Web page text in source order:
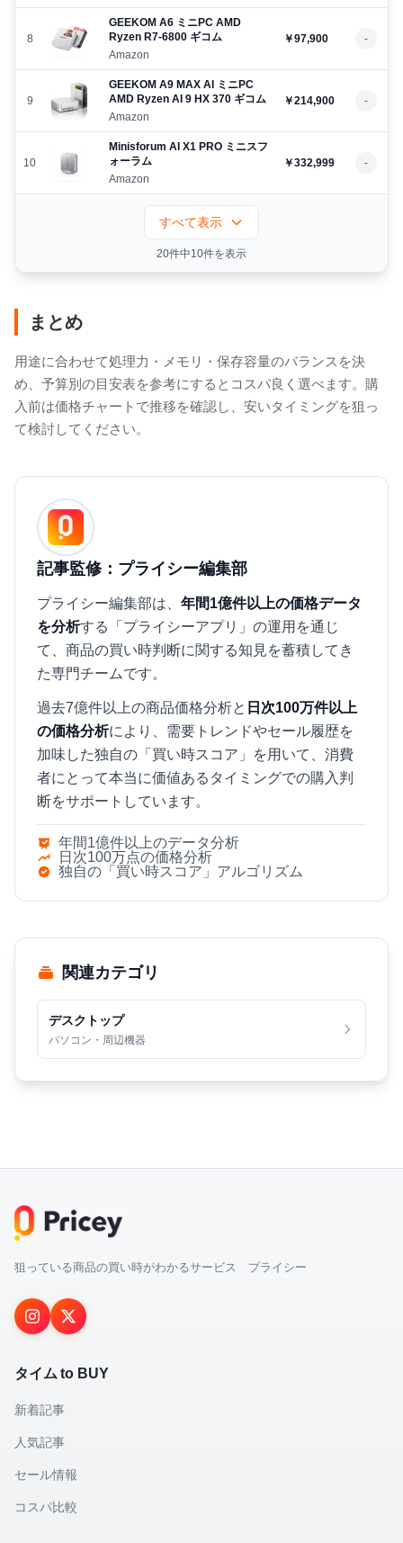
8
GEEKOM A6 ミニPC AMD
Ryzen R7-6800 ギコム
Amazon
￥97,900 -
9
GEEKOM A9 MAX AI ミニPC
AMD Ryzen AI 9 HX 370 ギコム
Amazon
￥214,900 -
10
Minisforum AI X1 PRO ミニスフ
ォーラム
Amazon
￥332,999 -
すべて表示
20件中10件を表示
まとめ
用途に合わせて処理力・メモリ・保存容量のバランスを決
め、予算別の目安表を参考にするとコスパ良く選べます。購
入前は価格チャートで推移を確認し、安いタイミングを狙っ
て検討してください。
記事監修：プライシー編集部
プライシー編集部は、 年間1億件以上の価格データ
を分析する「プライシーアプリ」の運用を通じ
て、商品の買い時判断に関する知見を蓄積してき
た専門チームです。
過去7億件以上の商品価格分析と 日次100万件以上
の価格分析により、需要トレンドやセール履歴を
加味した独自の「買い時スコア」を用いて、消費
者にとって本当に価値あるタイミングでの購入判
断をサポートしています。
年間1億件以上のデータ分析
日次100万点の価格分析
独自の「買い時スコア」アルゴリズム
関連カテゴリ
デスクトップ
パソコン・周辺機器
狙っている商品の買い時がわかるサービス プライシー
タイム to BUY
新着記事
人気記事
セール情報
コスパ比較